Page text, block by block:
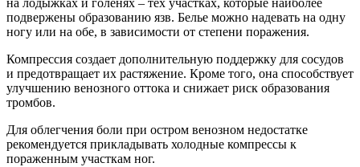
на лодыжках и голенях – тех участках, которые наиболее
подвержены образованию язв. Белье можно надевать на одну
ногу или на обе, в зависимости от степени поражения.
Компрессия создает дополнительную поддержку для сосудов
и предотвращает их растяжение. Кроме того, она способствует
улучшению венозного оттока и снижает риск образования
тромбов.
Для облегчения боли при остром венозном недостатке
рекомендуется прикладывать холодные компрессы к
пораженным участкам ног.